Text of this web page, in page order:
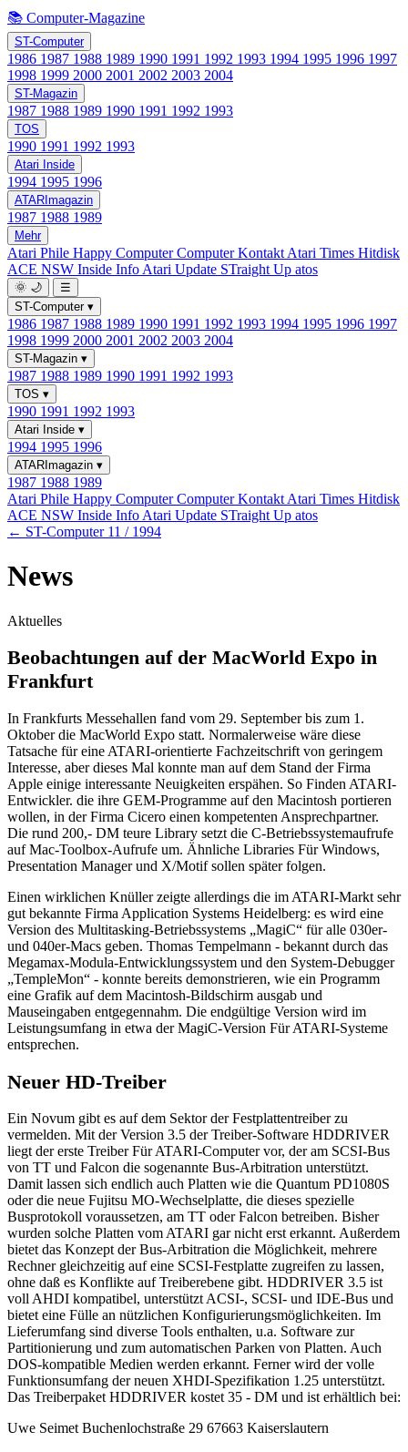
📚 Computer-Magazine
ST-Computer
1986 1987 1988 1989 1990 1991 1992 1993 1994 1995 1996 1997
1998 1999 2000 2001 2002 2003 2004
ST-Magazin
1987 1988 1989 1990 1991 1992 1993
TOS
1990 1991 1992 1993
Atari Inside
1994 1995 1996
ATARImagazin
1987 1988 1989
Mehr
Atari Phile Happy ComputerComputer Kontakt Atari Times Hitdisk
ACE NSW Inside Info Atari Update STraight Up atos
🌞 🌙
☰
ST-Computer ▾
1986 1987 1988 1989 1990 1991 1992 1993 1994 1995 1996 1997
1998 1999 2000 2001 2002 2003 2004
ST-Magazin ▾
1987 1988 1989 1990 1991 1992 1993
TOS ▾
1990 1991 1992 1993
Atari Inside ▾
1994 1995 1996
ATARImagazin ▾
1987 1988 1989
Atari Phile Happy ComputerComputer Kontakt Atari Times Hitdisk
ACE NSW Inside Info Atari Update STraight Up atos
← ST-Computer 11 / 1994
News
Aktuelles
Beobachtungen auf der MacWorld Expo in
Frankfurt
In Frankfurts Messehallen fand vom 29. September bis zum 1.
Oktober die MacWorld Expo statt. Normalerweise wäre diese
Tatsache für eine ATARI-orientierte Fachzeitschrift von geringem
Interesse, aber dieses Mal konnte man auf dem Stand der Firma
Apple einige interessante Neuigkeiten erspähen. So Finden ATARI-
Entwickler. die ihre GEM-Programme auf den Macintosh portieren
wollen, in der Firma Cicero einen kompetenten Ansprechpartner.
Die rund 200,- DM teure Library setzt die C-Betriebssystemaufrufe
auf Mac-Toolbox-Aufrufe um. Ähnliche Libraries Für Windows,
Presentation Manager und X/Motif sollen später folgen.
Einen wirklichen Knüller zeigte allerdings die im ATARI-Markt sehr
gut bekannte Firma Application Systems Heidelberg: es wird eine
Version des Multitasking-Betriebssystems „MagiC“ für alle 030er-
und 040er-Macs geben. Thomas Tempelmann - bekannt durch das
Megamax-Modula-Entwicklungssystem und den System-Debugger
„TempleMon“ - konnte bereits demonstrieren, wie ein Programm
eine Grafik auf dem Macintosh-Bildschirm ausgab und
Mauseingaben entgegennahm. Die endgültige Version wird im
Leistungsumfang in etwa der MagiC-Version Für ATARI-Systeme
entsprechen.
Neuer HD-Treiber
Ein Novum gibt es auf dem Sektor der Festplattentreiber zu
vermelden. Mit der Version 3.5 der Treiber-Software HDDRIVER
liegt der erste Treiber Für ATARI-Computer vor, der am SCSI-Bus
von TT und Falcon die sogenannte Bus-Arbitration unterstützt.
Damit lassen sich endlich auch Platten wie die Quantum PD1080S
oder die neue Fujitsu MO-Wechselplatte, die dieses spezielle
Busprotokoll voraussetzen, am TT oder Falcon betreiben. Bisher
wurden solche Platten vom ATARI gar nicht erst erkannt. Außerdem
bietet das Konzept der Bus-Arbitration die Möglichkeit, mehrere
Rechner gleichzeitig auf eine SCSI-Festplatte zugreifen zu lassen,
ohne daß es Konflikte auf Treiberebene gibt. HDDRIVER 3.5 ist
voll AHDI kompatibel, unterstützt ACSI-, SCSI- und IDE-Bus und
bietet eine Fülle an nützlichen Konfigurierungsmöglichkeiten. Im
Lieferumfang sind diverse Tools enthalten, u.a. Software zur
Partitionierung und zum automatischen Parken von Platten. Auch
DOS-kompatible Medien werden erkannt. Ferner wird der volle
Funktionsumfang der neuen XHDI-Spezifikation 1.25 unterstützt.
Das Treiberpaket HDDRIVER kostet 35 - DM und ist erhältlich bei:
Uwe Seimet Buchenlochstraße 29 67663 Kaiserslautern